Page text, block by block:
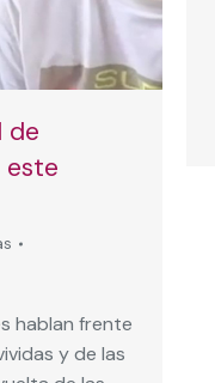
de
este
hablan frente
y de las